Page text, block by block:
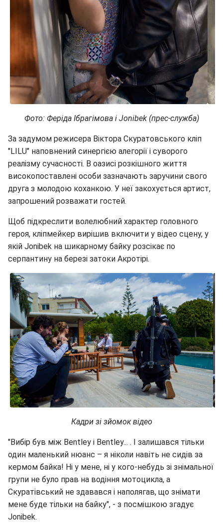
Фото: Феріда Ібрагімова і Jonibek (прес-служба)
За задумом режисера Віктора Скуратовського кліп
"LILU" наповнений синергією алегорії і суворого
реалізму сучасності. В оазисі розкішного життя
високопоставлені особи зазначають заручини свого
друга з молодою коханкою. У неї закохується артист,
запрошений розважати гостей.
Щоб підкреслити волелюбний характер головного
героя, кліпмейкер вирішив включити у відео сцену, у
якій Jonibek на шикарному байку розсікає по
серпантину на березі затоки Акротірі.
Кадри зі зйомок відео
"Вибір був між Bentley і Bentley... . І залишався тільки
один маленький нюанс – я ніколи навіть не сидів за
кермом байка! Ні у мене, ні у кого-небудь зі знімальної
групи не було прав на водіння мотоцикла, а
Скуратівський не здавався і наполягав, що знімати
мене буде тільки на байку", - з посмішкою згадує
Jonibek.